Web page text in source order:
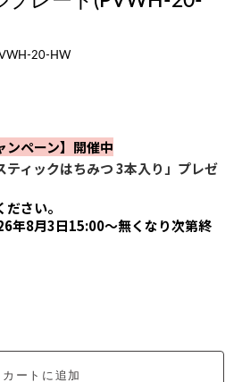
20-HW
ンペーン】開催中
ティックはちみつ 3本入り」プレゼ
さい。
年8月3日15:00～無くなり次第終
カートに追加